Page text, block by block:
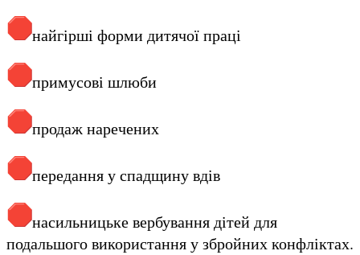
найгірші форми дитячої праці
примусові шлюби
продаж наречених
передання у спадщину вдів
насильницьке вербування дітей для
подальшого використання у збройних конфліктах.